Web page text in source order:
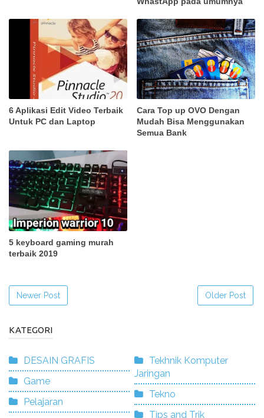
6 Aplikasi Edit Video Terbaik
Untuk PC dan Laptop
Cara Top up OVO Dengan
Mudah Bisa Menggunakan
Semua Bank
5 keyboard gaming murah
terbaik 2019
Newer Post Older Post
KATEGORI
DESAIN GRAFIS
Game
Pelajaran
Tekhnik Komputer
Jaringan
Tekno
Tips and Trik